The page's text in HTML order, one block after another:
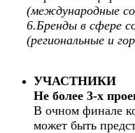
(международные
6.Бренды в сфере
(региональные и
УЧАСТНИКИ
Не более 3-х
В очном финале
может быть